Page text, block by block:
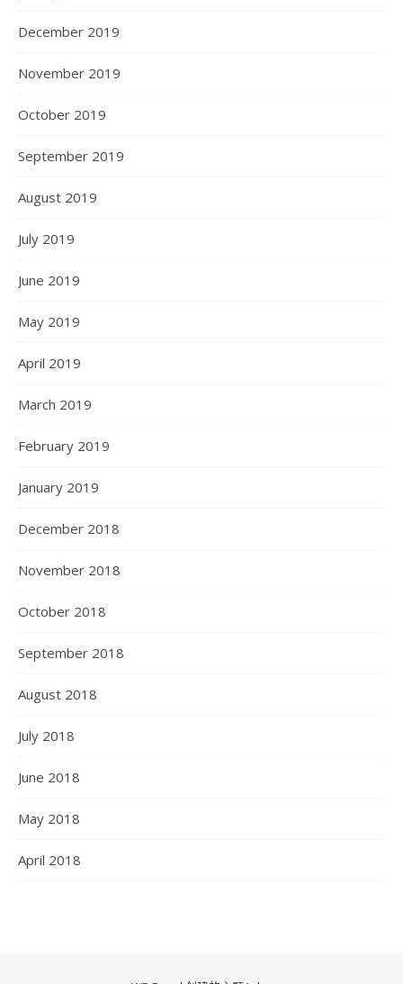
December 2019
November 2019
October 2019
September 2019
August 2019
July 2019
June 2019
May 2019
April 2019
March 2019
February 2019
January 2019
December 2018
November 2018
October 2018
September 2018
August 2018
July 2018
June 2018
May 2018
April 2018